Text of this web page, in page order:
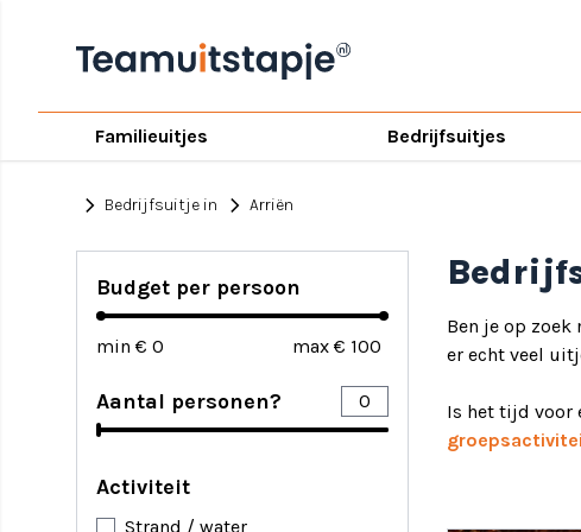
Familieuitjes Bedrijfsuitjes
chevron_right Bedrijfsuitje in chevron_right Arriën
Budget per persoon
min € max €
Aantal personen?
Activiteit
Strand / water
Ben je op zoek
er echt veel
Is het tijd voor